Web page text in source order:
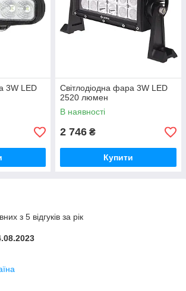
3W LED
Світлодіодна фара 3W LED
2520 люмен
В наявності
2 746 ₴
Купити
з 5 відгуків за рік